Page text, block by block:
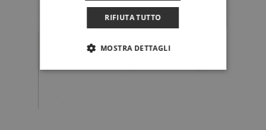
RIFIUTA TUTTO
MOSTRA DETTAGLI